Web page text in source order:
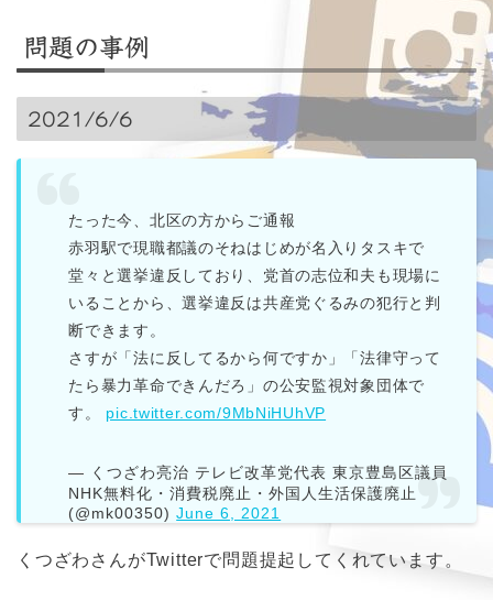
問題の事例
2021/6/6
たった今、北区の方からご通報
赤羽駅で現職都議のそねはじめが名入りタスキで
堂々と選挙違反しており、党首の志位和夫も現場に
いることから、選挙違反は共産党ぐるみの犯行と判
断できます。
さすが「法に反してるから何ですか」「法律守って
たら暴力革命できんだろ」の公安監視対象団体で
す。 pic.twitter.com/9MbNiHUhVP
— くつざわ亮治 テレビ改革党代表 東京豊島区議員
NHK無料化・消費税廃止・外国人生活保護廃止
(@mk00350)June 6, 2021
くつざわさんがTwitterで問題提起してくれています。